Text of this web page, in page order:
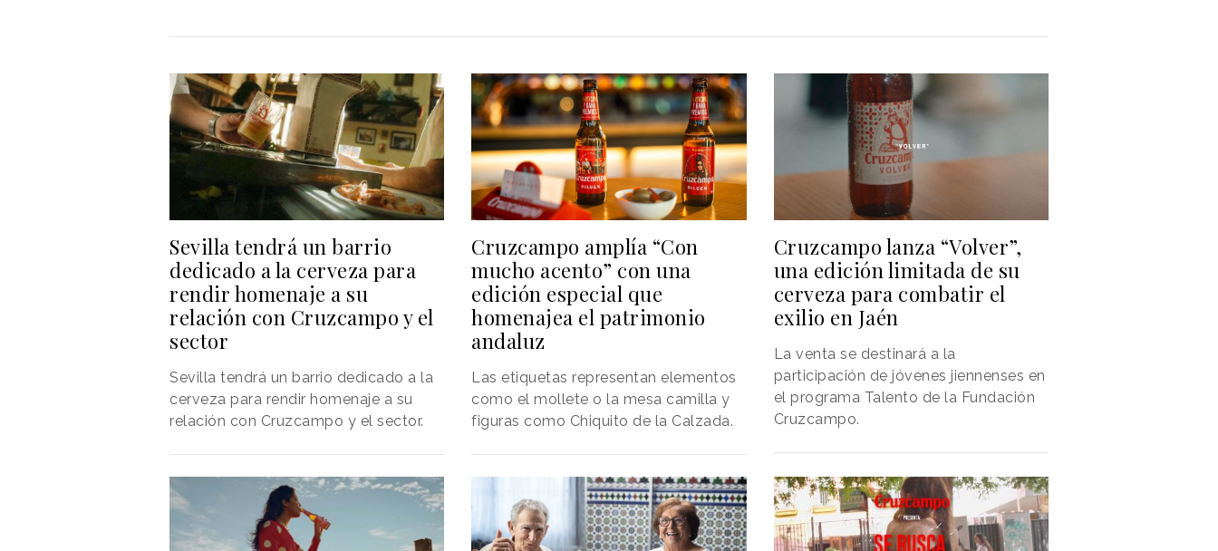
Sevilla tendrá un barrio
dedicado a la cerveza para
rendir homenaje a su
relación con Cruzcampo y el
sector
Sevilla tendrá un barrio dedicado a la
cerveza para rendir homenaje a su
relación con Cruzcampo y el sector.
Cruzcampo amplía “Con
mucho acento” con una
edición especial que
homenajea el patrimonio
andaluz
Las etiquetas representan elementos
como el mollete o la mesa camilla y
figuras como Chiquito de la Calzada.
Cruzcampo lanza “Volver”,
una edición limitada de su
cerveza para combatir el
exilio en Jaén
La venta se destinará a la
participación de jóvenes jiennenses en
el programa Talento de la Fundación
Cruzcampo.